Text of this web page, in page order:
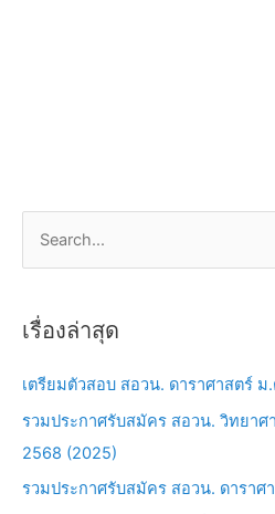
r
r
เรื่องล่าสุด
เตรียมตัวสอบ สอวน. ดาราศาสตร์
รวมประกาศรับสมัคร สอวน. วิทยา
2568 (2025)
รวมประกาศรับสมัคร สอวน. ดารา